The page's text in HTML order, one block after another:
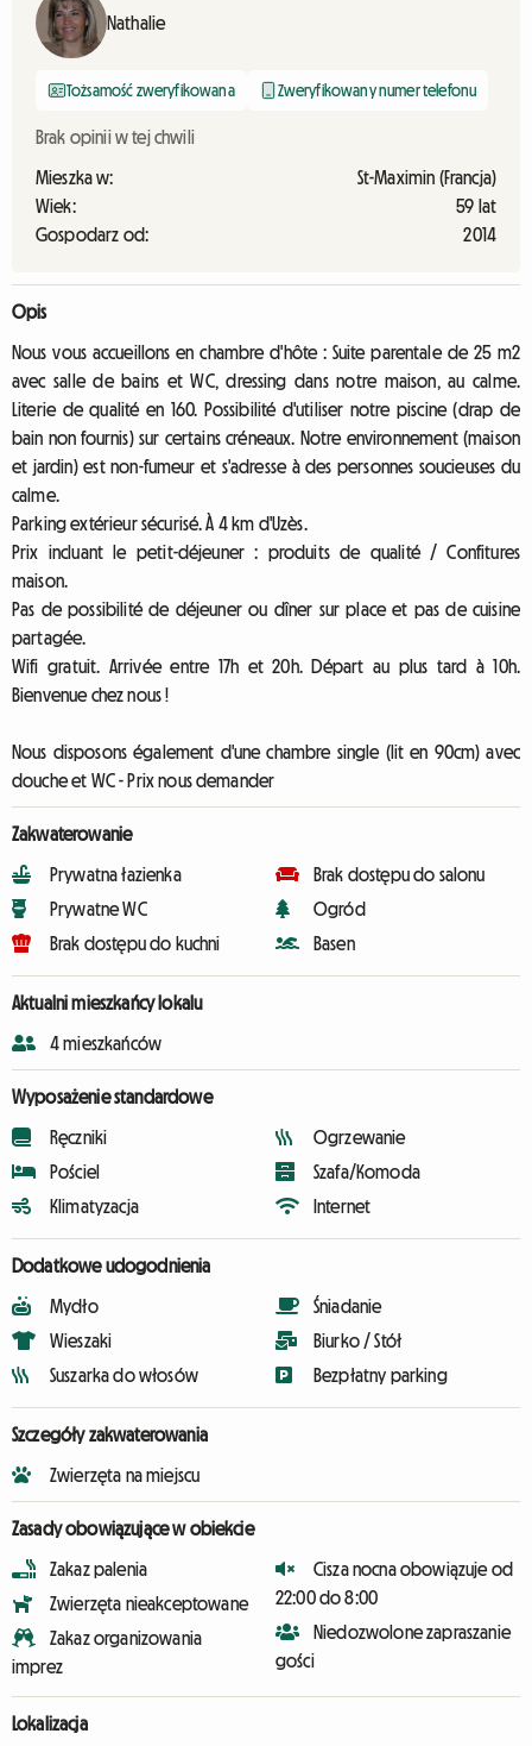
Nathalie
Tożsamość zweryfikowana Zweryfikowany numer telefonu
Brak opinii w tej chwili
Mieszka w:
St-Maximin (Francja)
Wiek:
59 lat
Gospodarz od:
2014
Opis
Nous vous accueillons en chambre d'hôte : Suite parentale de 25 m2
avec salle de bains et WC, dressing dans notre maison, au calme.
Literie de qualité en 160. Possibilité d'utiliser notre piscine (drap de
bain non fournis) sur certains créneaux. Notre environnement (maison
et jardin) est non-fumeur et s'adresse à des personnes soucieuses du
calme.
Parking extérieur sécurisé. À 4 km d'Uzès.
Prix incluant le petit-déjeuner : produits de qualité / Confitures
maison.
Pas de possibilité de déjeuner ou dîner sur place et pas de cuisine
partagée.
Wifi gratuit. Arrivée entre 17h et 20h. Départ au plus tard à 10h.
Bienvenue chez nous !
Nous disposons également d'une chambre single (lit en 90cm) avec
douche et WC - Prix nous demander
Zakwaterowanie
Prywatna łazienka
Prywatne WC
Brak dostępu do kuchni
Brak dostępu do salonu
Ogród
Basen
Aktualni mieszkańcy lokalu
4 mieszkańców
Wyposażenie standardowe
Ręczniki
Pościel
Klimatyzacja
Ogrzewanie
Szafa/Komoda
Internet
Dodatkowe udogodnienia
Mydło
Wieszaki
Suszarka do włosów
Śniadanie
Biurko / Stół
Bezpłatny parking
Szczegóły zakwaterowania
Zwierzęta na miejscu
Zasady obowiązujące w obiekcie
Zakaz palenia
Zwierzęta nieakceptowane
Zakaz organizowania
imprez
Cisza nocna obowiązuje od
22:00 do 8:00
Niedozwolone zapraszanie
gości
Lokalizacja